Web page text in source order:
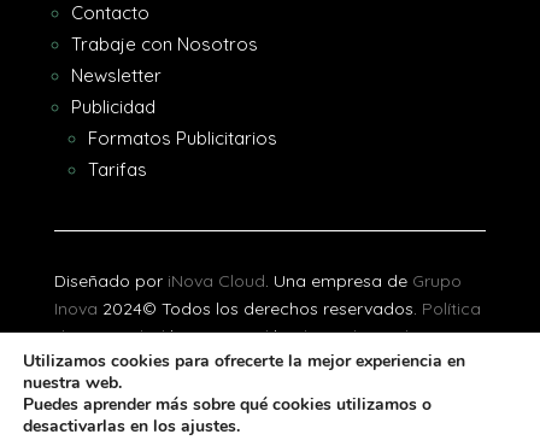
Contacto
Trabaje con Nosotros
Newsletter
Publicidad
Formatos Publicitarios
Tarifas
Diseñado por iNova Cloud. Una empresa de Grupo
Inova 2024© Todos los derechos reservados. Política
de Privacidad|Aviso Legal|Política de Cookies
[gtranslate]
Utilizamos cookies para ofrecerte la mejor experiencia en
nuestra web.
Puedes aprender más sobre qué cookies utilizamos o
desactivarlas en los ajustes.